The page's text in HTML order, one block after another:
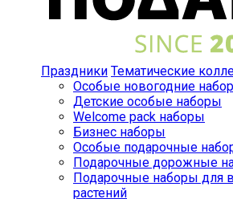
Праздники Тематические
Особые новогодние
Детские особые наборы
Welcome pack наборы
Бизнес наборы
Особые подарочные
Подарочные дорожные
Подарочные наборы для
растений